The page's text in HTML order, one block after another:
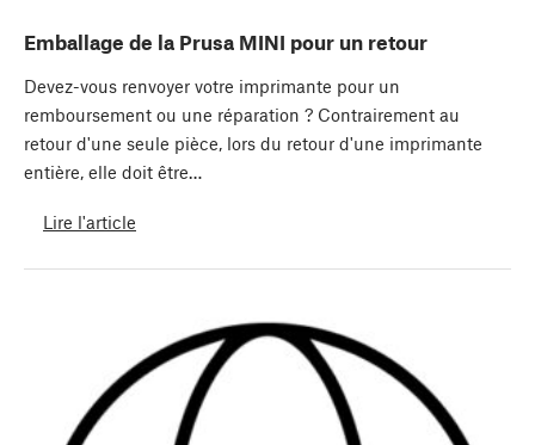
Emballage de la Prusa MINI pour un retour
Devez-vous renvoyer votre imprimante pour un
remboursement ou une réparation ? Contrairement au
retour d'une seule pièce, lors du retour d'une imprimante
entière, elle doit être…
Lire l'article